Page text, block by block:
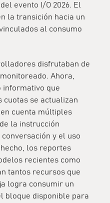
evento I/O 2026. El
la transición hacia un
al consumo
disfrutaban de
Ahora,
que
se actualizan
cuenta múltiples
la instrucción
y el uso
los reportes
recientes como
tantos recursos que
logra consumir un
bloque disponible para